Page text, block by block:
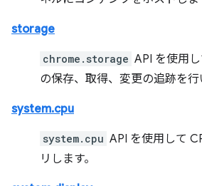
storage
chrome.storage API を使用
の保存、取得、変更の追跡を行
system.cpu
system.cpu API を使用して
リします。